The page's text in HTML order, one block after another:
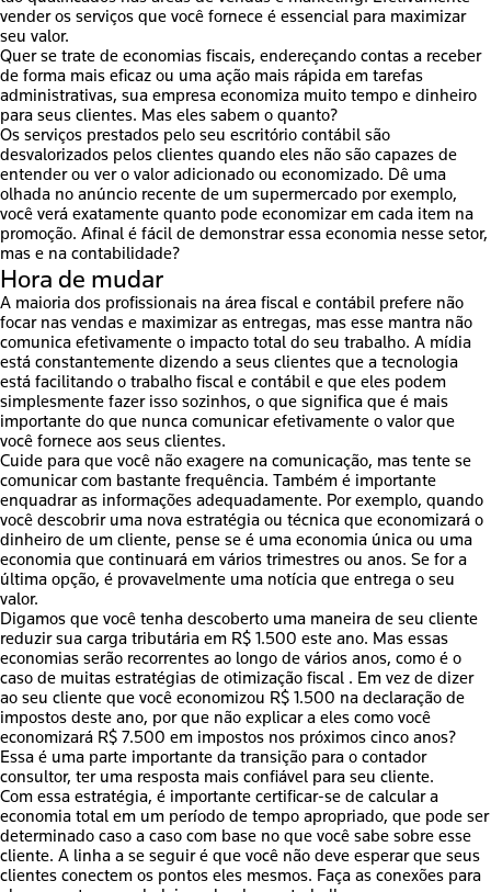
vender os serviços que você fornece é essencial para maximizar
seu valor.
Quer se trate de economias fiscais, endereçando contas a receber
de forma mais eficaz ou uma ação mais rápida em tarefas
administrativas, sua empresa economiza muito tempo e dinheiro
para seus clientes. Mas eles sabem o quanto?
Os serviços prestados pelo seu escritório contábil são
desvalorizados pelos clientes quando eles não são capazes de
entender ou ver o valor adicionado ou economizado. Dê uma
olhada no anúncio recente de um supermercado por exemplo,
você verá exatamente quanto pode economizar em cada item na
promoção. Afinal é fácil de demonstrar essa economia nesse setor,
mas e na contabilidade?
Hora de mudar
A maioria dos profissionais na área fiscal e contábil prefere não
focar nas vendas e maximizar as entregas, mas esse mantra não
comunica efetivamente o impacto total do seu trabalho. A mídia
está constantemente dizendo a seus clientes que a tecnologia
está facilitando o trabalho fiscal e contábil e que eles podem
simplesmente fazer isso sozinhos, o que significa que é mais
importante do que nunca comunicar efetivamente o valor que
você fornece aos seus clientes.
Cuide para que você não exagere na comunicação, mas tente se
comunicar com bastante frequência. Também é importante
enquadrar as informações adequadamente. Por exemplo, quando
você descobrir uma nova estratégia ou técnica que economizará o
dinheiro de um cliente, pense se é uma economia única ou uma
economia que continuará em vários trimestres ou anos. Se for a
última opção, é provavelmente uma notícia que entrega o seu
valor.
Digamos que você tenha descoberto uma maneira de seu cliente
reduzir sua carga tributária em R$ 1.500 este ano. Mas essas
economias serão recorrentes ao longo de vários anos, como é o
caso de muitas estratégias de otimização fiscal . Em vez de dizer
ao seu cliente que você economizou R$ 1.500 na declaração de
impostos deste ano, por que não explicar a eles como você
economizará R$ 7.500 em impostos nos próximos cinco anos?
Essa é uma parte importante da transição para o contador
consultor, ter uma resposta mais confiável para seu cliente.
Com essa estratégia, é importante certificar-se de calcular a
economia total em um período de tempo apropriado, que pode ser
determinado caso a caso com base no que você sabe sobre esse
cliente. A linha a se seguir é que você não deve esperar que seus
clientes conectem os pontos eles mesmos. Faça as conexões para